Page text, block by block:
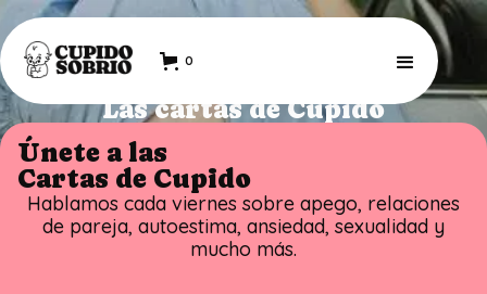
0
Las cartas de Cupido
Únete a las
Cartas de Cupido
Hablamos cada viernes sobre apego, relaciones
de pareja, autoestima, ansiedad, sexualidad y
mucho más.